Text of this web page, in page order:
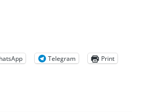
Telegram Print